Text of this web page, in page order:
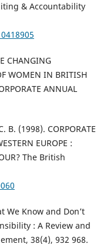
& Accountability
CHANGING
WOMEN IN BRITISH
ANNUAL
B. (1998). CORPORATE
EUROPE :
The British
We Know and Don’t
: A Review and
38(4), 932 968.